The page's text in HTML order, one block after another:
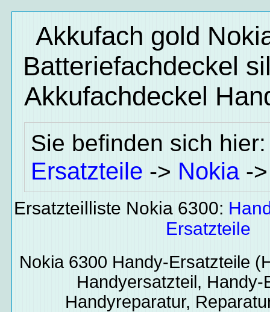
Akkufach gold
Batteriefachdeckel
Akkufachdeckel
Sie befinden sich
Ersatzteile -> Nokia-
Ersatzteilliste Nokia 6300:
Ersatzteile
Nokia 6300 Handy-Ersatzteile
Handyersatzteil, Handy-
Handyreparatur,